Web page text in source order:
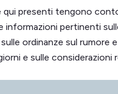
qui presenti tengono
informazioni pertinenti
ordinanze sul rumore
e sulle considerazioni